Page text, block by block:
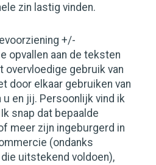
zin lastig vinden.
+/-
opvallen aan de teksten
overvloedige gebruik van
door elkaar gebruiken van
en jij. Persoonlijk vind ik
snap dat bepaalde
meer zijn ingeburgerd in
(ondanks
uitstekend voldoen),